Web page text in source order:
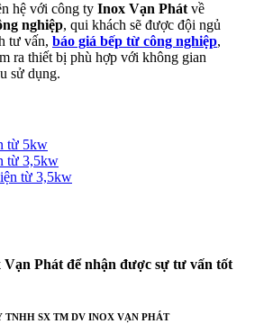
hệ với công ty Inox Vạn Phát về
nghiệp, qui khách sẽ được đội ngủ
tư vấn, báo giá bếp từ công nghiệp,
ra thiết bị phù hợp với không gian
sử dụng.
từ 5kw
từ 3,5kw
từ 3,5kw
Phát để nhận được sự tư vấn tốt
TNHH SX TM DV INOX VẠN PHÁT